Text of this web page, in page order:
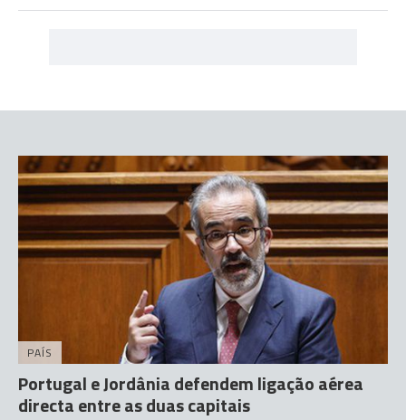
PAÍS
Portugal e Jordânia defendem ligação aérea
directa entre as duas capitais